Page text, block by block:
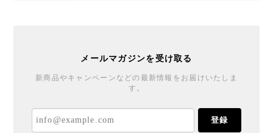
メールマガジンを受け取る
新商品やキャンペーンなどの最新情報をお届けいたしま
す。
登録